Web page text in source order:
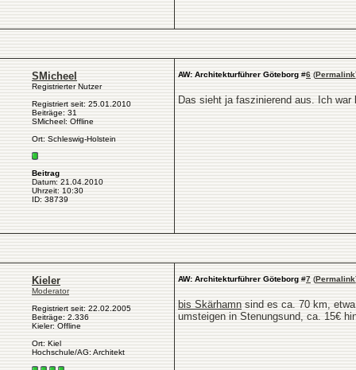
SMicheel
Registrierter Nutzer
Registriert seit: 25.01.2010
Beiträge: 31
SMicheel: Offline
Ort: Schleswig-Holstein
Beitrag
Datum: 21.04.2010
Uhrzeit: 10:30
ID: 38739
AW: Architekturführer Göteborg #6 (Permalink
Das sieht ja faszinierend aus. Ich
Kieler
Moderator
Registriert seit: 22.02.2005
Beiträge: 2.336
Kieler: Offline
Ort: Kiel
Hochschule/AG: Architekt
AW: Architekturführer Göteborg #7 (Permalink
bis Skärhamn sind es ca. 70 km,
umsteigen in Stenungsund, ca. 15€